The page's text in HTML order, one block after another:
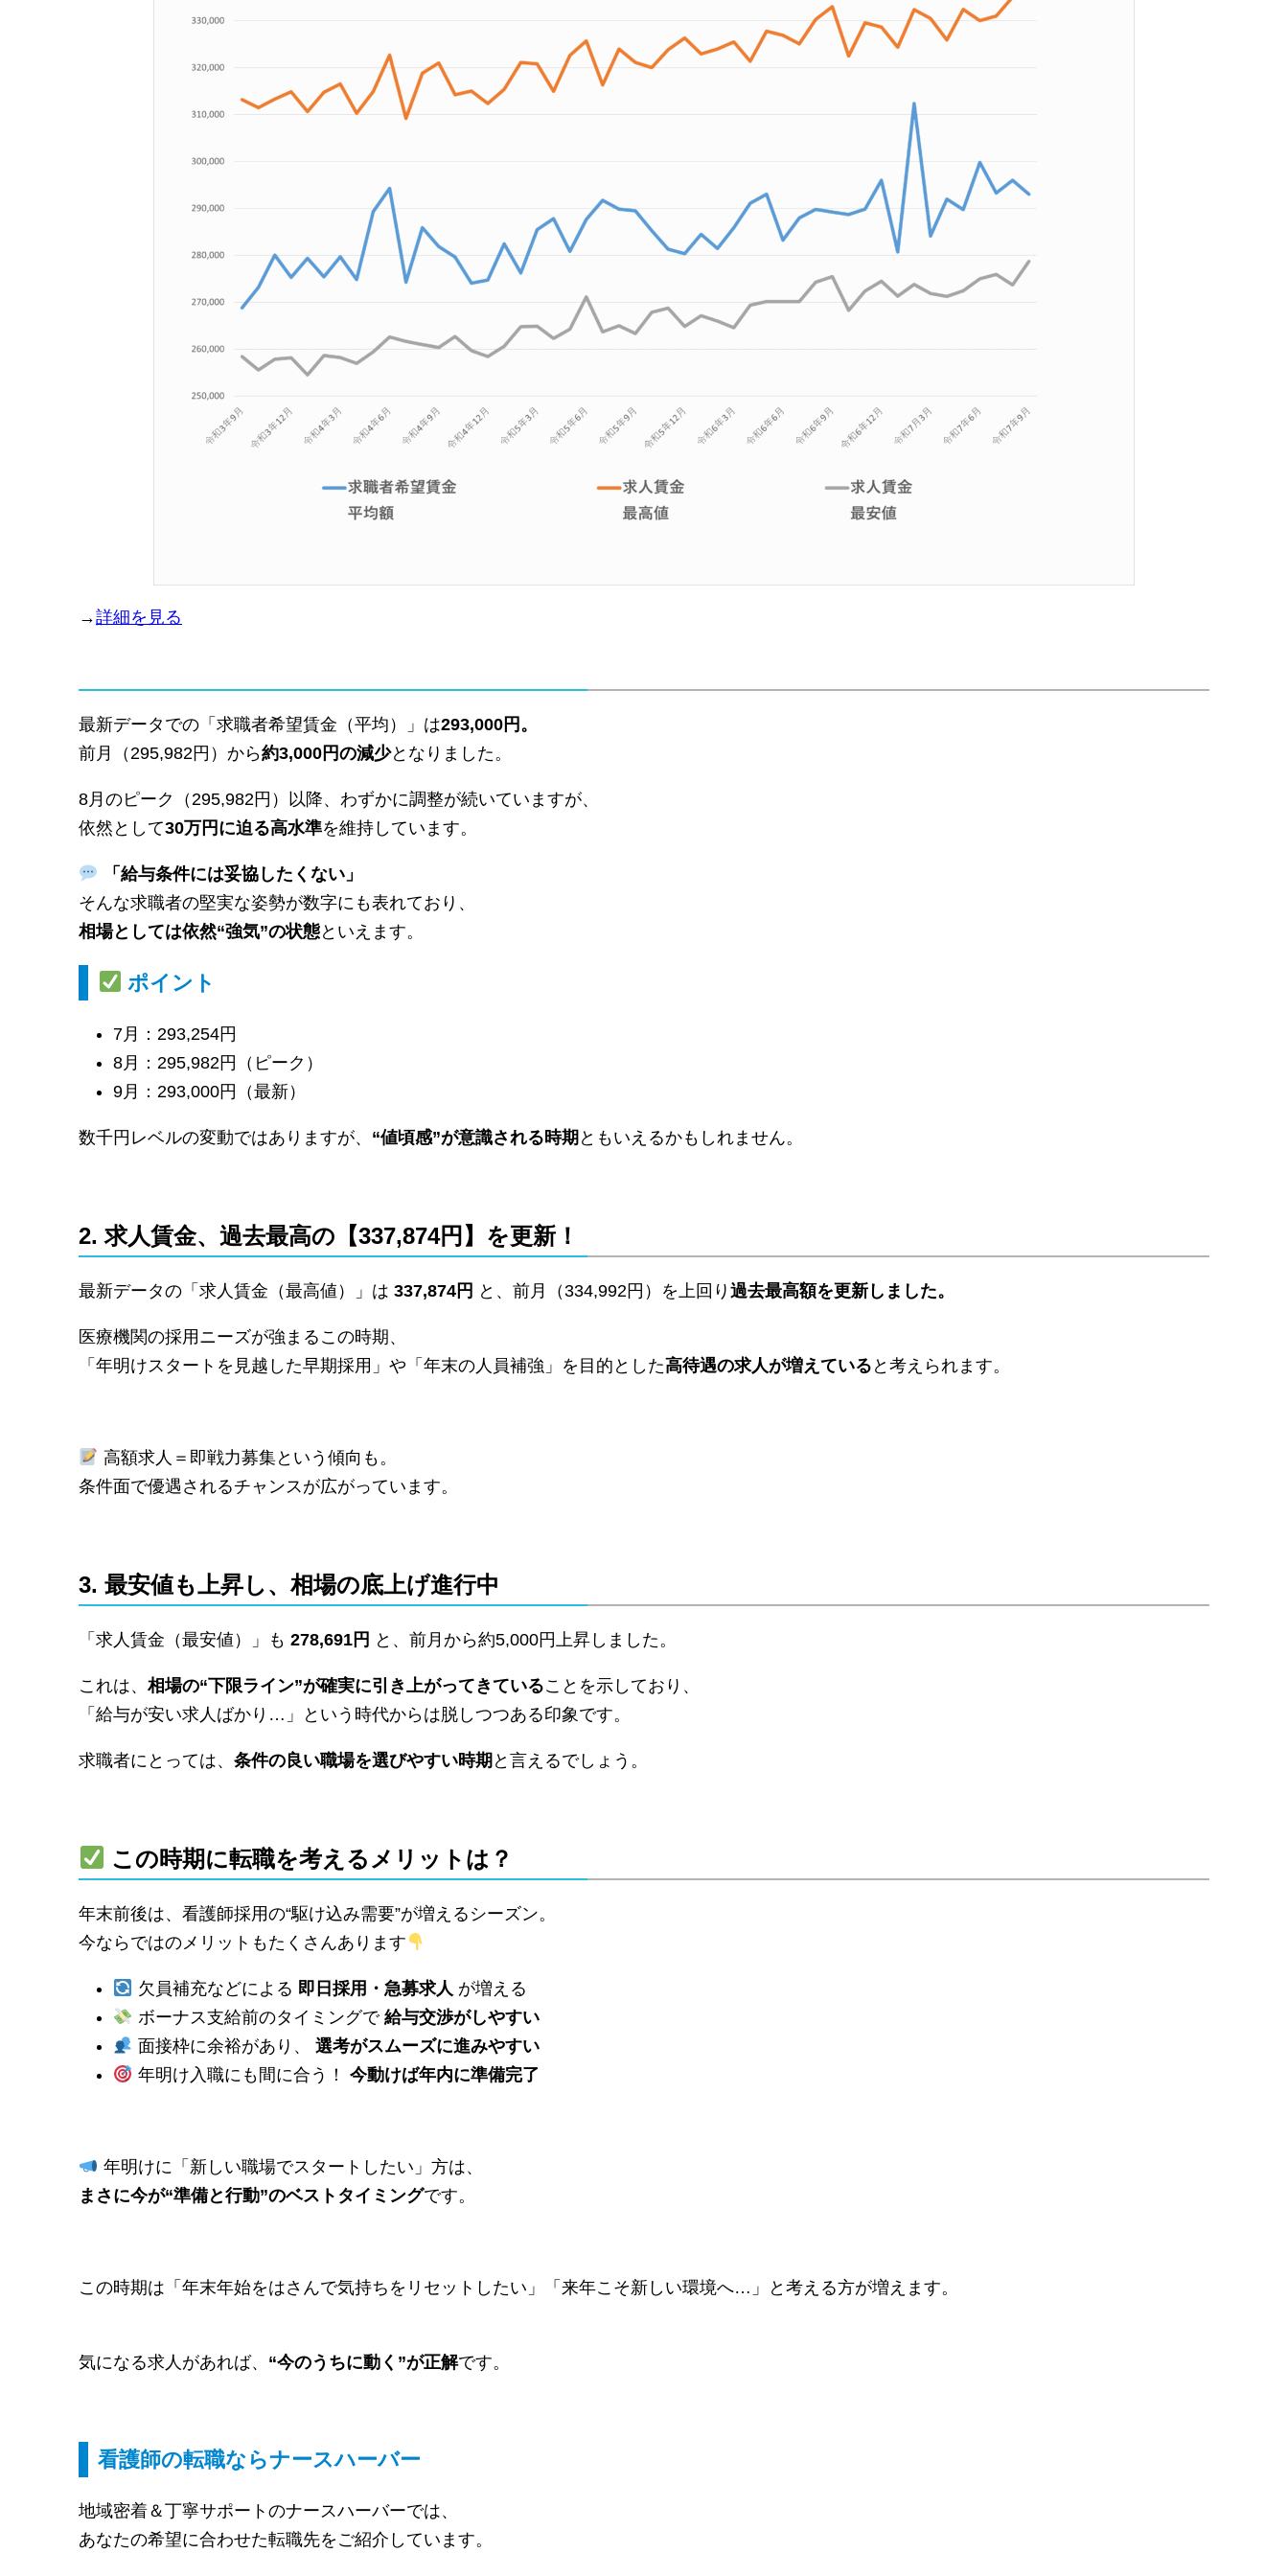
→詳細を見る
最新データでの「求職者希望賃金（平均）」は293,000円。
前月（295,982円）から約3,000円の減少となりました。
8月のピーク（295,982円）以降、わずかに調整が続いていますが、
依然として30万円に迫る高水準を維持しています。
「給与条件には妥協したくない」
そんな求職者の堅実な姿勢が数字にも表れており、
相場としては依然“強気”の状態といえます。
ポイント
7月：293,254円
8月：295,982円（ピーク）
9月：293,000円（最新）
数千円レベルの変動ではありますが、 “値頃感”が意識される時期 ともいえるかもしれません。
2. 求人賃金、過去最高の【337,874円】を更新！
最新データの「求人賃金（最高値）」は 337,874円 と、前月（334,992円）を上回り 過去最高額を更新しました。
医療機関の採用ニーズが強まるこの時期、
「年明けスタートを見越した早期採用」や「年末の人員補強」を目的とした高待遇の求人が増えている と考えられます。
高額求人＝即戦力募集という傾向も。
条件面で優遇されるチャンスが広がっています。
3. 最安値も上昇し、相場の底上げ進行中
「求人賃金（最安値）」も 278,691円 と、前月から約5,000円上昇しました。
これは、 相場の“下限ライン”が確実に引き上がってきていることを示しており、
「給与が安い求人ばかり…」という時代からは脱しつつある印象です。
求職者にとっては、 条件の良い職場を選びやすい時期 と言えるでしょう。
この時期に転職を考えるメリットは？
年末前後は、看護師採用の“駆け込み需要”が増えるシーズン。
今ならではのメリットもたくさんあります
欠員補充などによる 即日採用・急募求人 が増える
ボーナス支給前のタイミングで 給与交渉がしやすい
面接枠に余裕があり、 選考がスムーズに進みやすい
年明け入職にも間に合う！ 今動けば年内に準備完了
年明けに「新しい職場でスタートしたい」方は、
まさに今が“準備と行動”のベストタイミングです。
この時期は「年末年始をはさんで気持ちをリセットしたい」「来年こそ新しい環境へ…」と考える方が増えます。
気になる求人があれば、 “今のうちに動く”が正解です。
看護師の転職ならナースハーバー
地域密着＆丁寧サポートのナースハーバーでは、
あなたの希望に合わせた転職先をご紹介しています。